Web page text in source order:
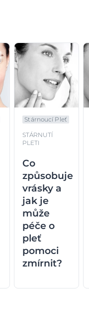
Stárnoucí Pleť
STÁRNUTÍ
PLETI
Co
způsobuje
vrásky a
jak je
může
péče o
pleť
pomoci
zmírnit?